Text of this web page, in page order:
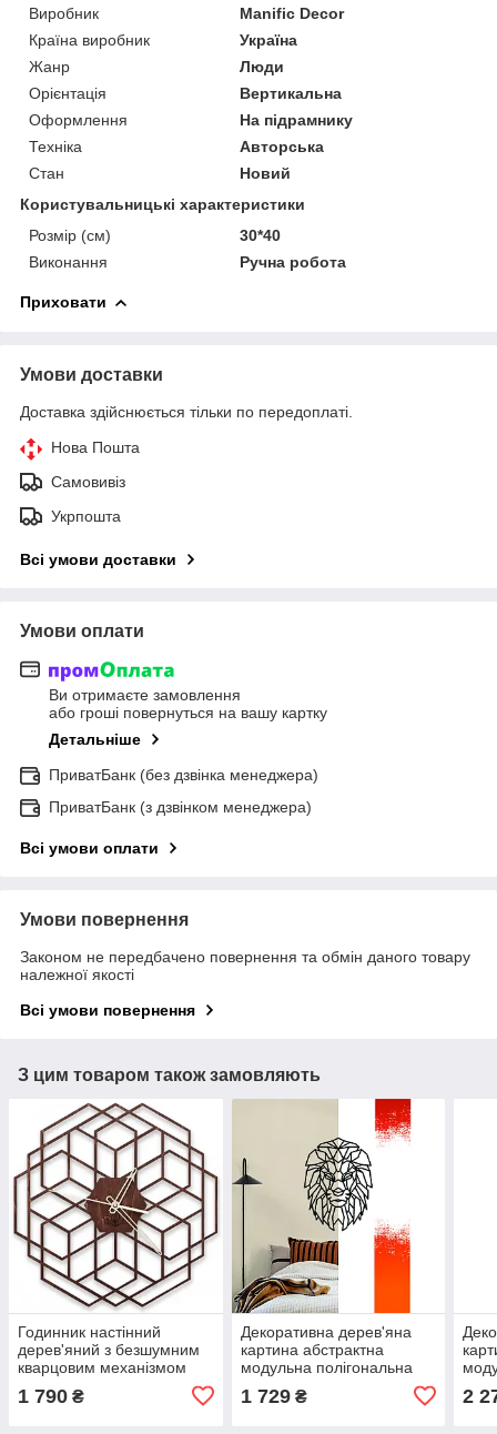
Виробник
Manific Decor
Країна виробник
Україна
Жанр
Люди
Орієнтація
Вертикальна
Оформлення
На підрамнику
Техніка
Авторська
Стан
Новий
Користувальницькі характеристики
Розмір (см)
30*40
Виконання
Ручна робота
Приховати
Умови доставки
Доставка здійснюється тільки по передоплаті.
Нова Пошта
Самовивіз
Укрпошта
Всі умови доставки
Умови оплати
Ви отримаєте замовлення
або гроші повернуться на вашу картку
Детальніше
ПриватБанк (без дзвінка менеджера)
ПриватБанк (з дзвінком менеджера)
Всі умови оплати
Умови повернення
Законом не передбачено повернення та обмін даного товару
належної якості
Всі умови повернення
З цим товаром також замовляють
Годинник настінний
дерев'яний з безшумним
кварцовим механізмом
1 790 ₴
Декоративна дерев'яна
картина абстрактна
модульна полігональна
1 729₴ 2